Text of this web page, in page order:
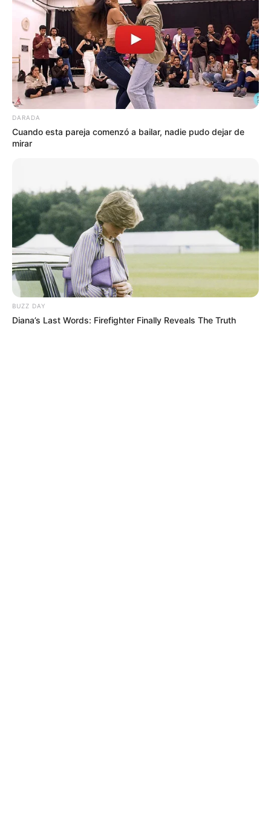
TEMAS RELACIONADOS
NOTICIAS MEDELLÍN ALERTA PAISA
ESTUDIANTES
EDUCACIÓN SUPERIOR
ALCALDÍA DE MEDELLÍN
SAPIENCIA
MANTÉNGASE EN ALERTA
ACTIVAR AHORA
TEMAS DESTACADOS
EMERGENCIAS POR LLUVIAS
METRO DE MEDELLÍN
ELECCIONES PRESIDENCIALES
DARADA
Cuando esta pareja comenzó a bailar, nadie pudo dejar de
mirar
BUZZ DAY
Diana’s Last Words: Firefighter Finally Reveals The Truth